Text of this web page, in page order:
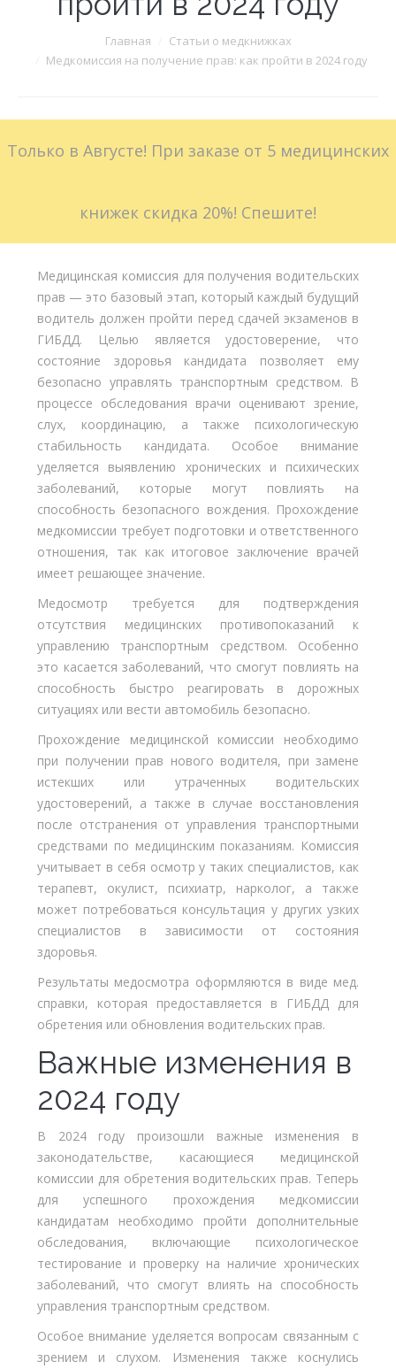
Больничные листы
Акции
Главная
Статьи о медкнижках
Медкомиссия на получение прав: как пройти в 2024 году
Только в Августе! При заказе от 5 медицинских
книжек скидка 20%! Спешите!
Медицинская комиссия для получения водительских
прав — это базовый этап, который каждый будущий
водитель должен пройти перед сдачей экзаменов в
ГИБДД. Целью является удостоверение, что
состояние здоровья кандидата позволяет ему
безопасно управлять транспортным средством. В
процессе обследования врачи оценивают зрение,
слух, координацию, а также психологическую
стабильность кандидата. Особое внимание
уделяется выявлению хронических и психических
заболеваний, которые могут повлиять на
способность безопасного вождения. Прохождение
медкомиссии требует подготовки и ответственного
отношения, так как итоговое заключение врачей
имеет решающее значение.
Медосмотр требуется для подтверждения
отсутствия медицинских противопоказаний к
управлению транспортным средством. Особенно
это касается заболеваний, что смогут повлиять на
способность быстро реагировать в дорожных
ситуациях или вести автомобиль безопасно.
Прохождение медицинской комиссии необходимо
при получении прав нового водителя, при замене
истекших или утраченных водительских
удостоверений, а также в случае восстановления
после отстранения от управления транспортными
средствами по медицинским показаниям. Комиссия
учитывает в себя осмотр у таких специалистов, как
терапевт, окулист, психиатр, нарколог, а также
может потребоваться консультация у других узких
специалистов в зависимости от состояния
здоровья.
Результаты медосмотра оформляются в виде мед.
справки, которая предоставляется в ГИБДД для
обретения или обновления водительских прав.
Важные изменения в
2024 году
В 2024 году произошли важные изменения в
законодательстве, касающиеся медицинской
комиссии для обретения водительских прав. Теперь
для успешного прохождения медкомиссии
кандидатам необходимо пройти дополнительные
обследования, включающие психологическое
тестирование и проверку на наличие хронических
заболеваний, что смогут влиять на способность
управления транспортным средством.
Особое внимание уделяется вопросам связанным с
зрением и слухом. Изменения также коснулись